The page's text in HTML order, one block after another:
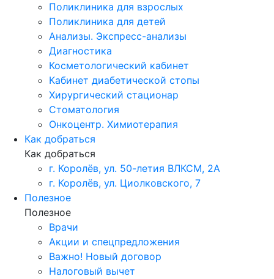
Поликлиника для взрослых
Поликлиника для детей
Анализы. Экспресс-анализы
Диагностика
Косметологический кабинет
Кабинет диабетической стопы
Хирургический стационар
Стоматология
Онкоцентр. Химиотерапия
Как добраться
Как добраться
г. Королёв, ул. 50-летия ВЛКСМ, 2А
г. Королёв, ул. Циолковского, 7
Полезное
Полезное
Врачи
Акции и спецпредложения
Важно! Новый договор
Налоговый вычет